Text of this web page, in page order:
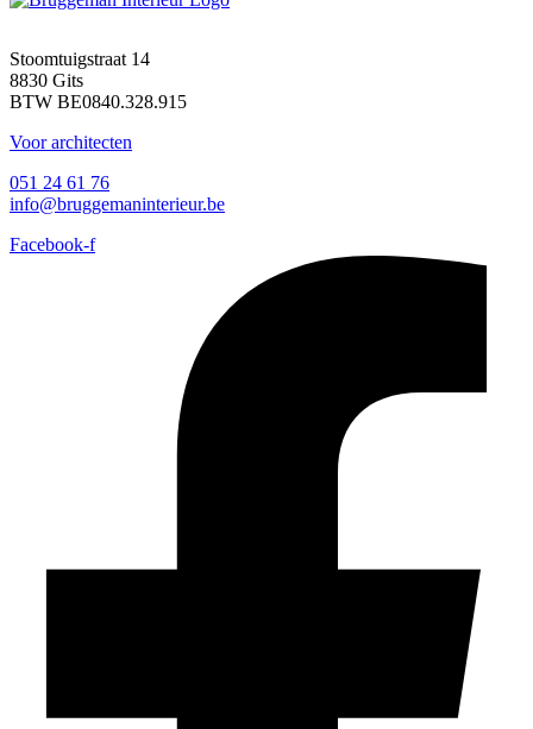
Stoomtuigstraat 14
8830 Gits
BTW BE0840.328.915
Voor architecten
051 24 61 76
info@bruggemaninterieur.be
Facebook-f